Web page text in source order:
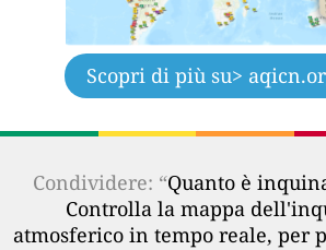
Scopri di più su>
Condividere: “Quanto è
Controlla la mappa
atmosferico in tempo reale, per